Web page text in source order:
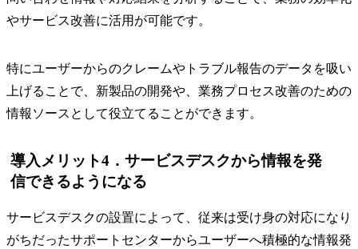
やサービス改善に活用が可能です。
特にユーザーからのクレームやトラブル報告のデータを吸い
上げることで、新製品の開発や、業務プロセス改善のための
情報ソースとして役立てることができます。
導入メリット4．サービスデスクから情報を発
信できるようになる
サービスデスクの設置によって、従来は受け身の対応になり
がちだったサポートセンターからユーザーへ積極的な情報発